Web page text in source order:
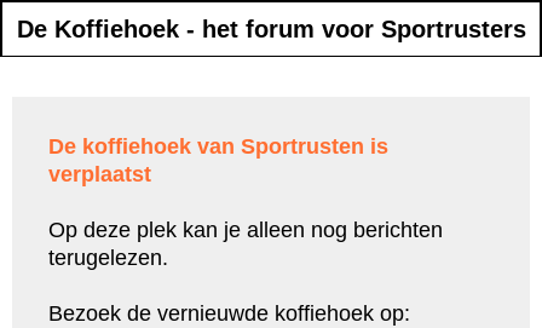
De Koffiehoek - het forum voor Sportrusters
De koffiehoek van Sportrusten is
verplaatst
Op deze plek kan je alleen nog berichten
terugelezen.
Bezoek de vernieuwde koffiehoek op: